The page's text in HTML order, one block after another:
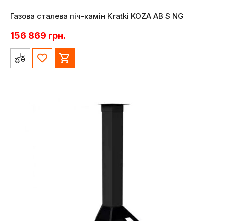
Газова сталева піч-камін Kratki KOZA AB S NG
156 869 грн.